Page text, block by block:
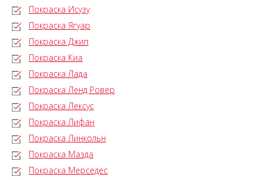
Покраска Исузу
Покраска Ягуар
Покраска Джип
Покраска Киа
Покраска Лада
Покраска Ленд Ровер
Покраска Лексус
Покраска Лифан
Покраска Линкольн
Покраска Мазда
Покраска Мерседес